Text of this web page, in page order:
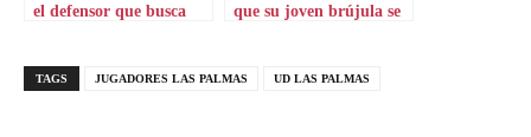
el defensor que busca
que su joven brújula se
TAGS JUGADORES LAS PALMAS UD LAS PALMAS